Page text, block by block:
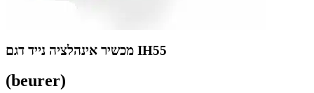
מכשיר אינהלציה נייד דגם IH55
(beurer)